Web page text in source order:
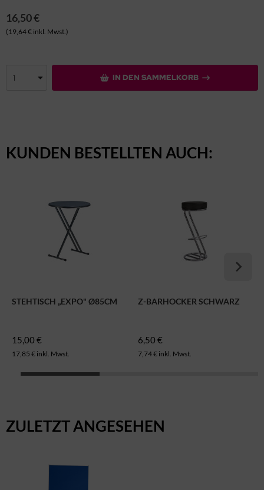
16,50 €
(19,64 € inkl. Mwst.)
IN DEN SAMMELKORB
KUNDEN BESTELLTEN AUCH:
STEHTISCH „EXPO" Ø85CM
15,00 €
17,85 € inkl. Mwst.
Z-BARHOCKER SCHWARZ
6,50 €
7,74 € inkl. Mwst.
ZULETZT ANGESEHEN